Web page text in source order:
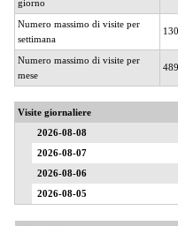
giorno
Numero massimo di visite per
settimana
Numero massimo di visite per
mese
Visite giornaliere
2026-08-08
2026-08-07
2026-08-06
2026-08-05